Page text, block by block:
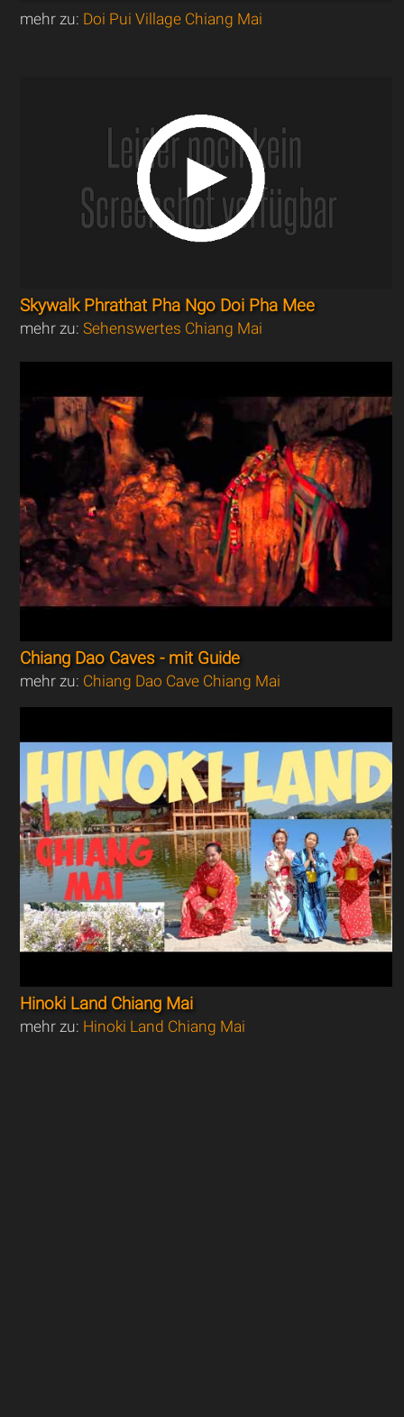
mehr zu: Doi Pui Village Chiang Mai
Skywalk Phrathat Pha Ngo Doi Pha Mee
mehr zu:Sehenswertes Chiang Mai
Chiang Dao Caves - mit Guide
mehr zu: Chiang Dao Cave Chiang Mai
Hinoki Land Chiang Mai
mehr zu: Hinoki Land Chiang Mai